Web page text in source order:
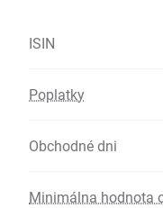
ISIN
Poplatky
Obchodné dni
Minimálna hodnota